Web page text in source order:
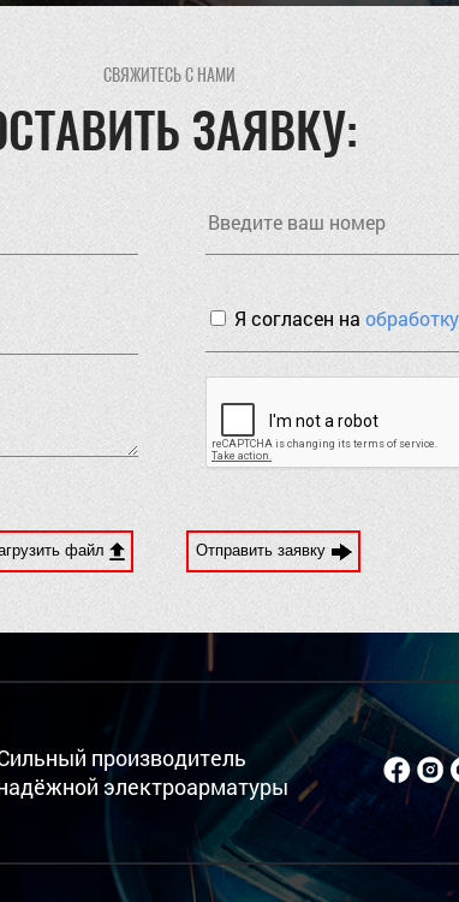
СВЯЖИТЕСЬ С НАМИ
ЗАЯВКУ:
Я согласен на
файл Отправить заявку
производитель
электроарматуры